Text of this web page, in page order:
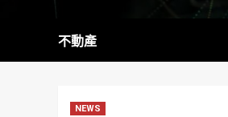
不動產
NEWS